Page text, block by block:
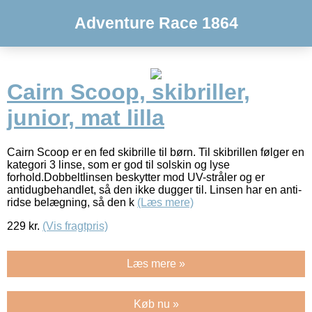
Adventure Race 1864
Cairn Scoop, skibriller,
junior, mat lilla
Cairn Scoop er en fed skibrille til børn. Til skibrillen følger en
kategori 3 linse, som er god til solskin og lyse
forhold.Dobbeltlinsen beskytter mod UV-stråler og er
antidugbehandlet, så den ikke dugger til. Linsen har en anti-
ridse belægning, så den k (Læs mere)
229 kr. (Vis fragtpris)
Læs mere »
Køb nu »